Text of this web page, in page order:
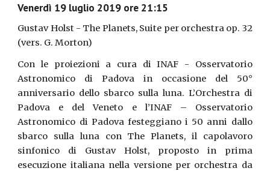
Venerdì 19 luglio 2019 ore 21:15
Gustav Holst - The Planets, Suite per orchestra op. 32
(vers. G. Morton)
Con le proiezioni a cura di INAF - Osservatorio
Astronomico di Padova in occasione del 50°
anniversario dello sbarco sulla luna. L’Orchestra di
Padova e del Veneto e l’INAF – Osservatorio
Astronomico di Padova festeggiano i 50 anni dallo
sbarco sulla luna con The Planets, il capolavoro
sinfonico di Gustav Holst, proposto in prima
esecuzione italiana nella versione per orchestra da